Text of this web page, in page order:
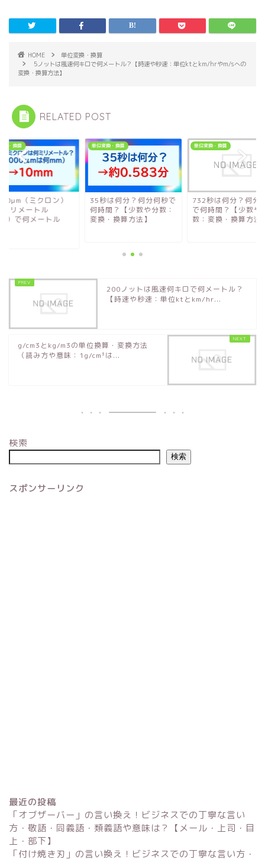
HOME
単位変換・換算
5ノットは風速何キロで何メートル？【時速や秒速：単位ktとkm/hrやm/sへの
変換・換算方法】
RELATED POST
換・換算
（ミクロン）
ミリメートル
）で何メートル
単位変換・換算
35秒は何分？何分何秒で
何時間？【少数や分数：
変換・換算方法】
単位変換・換算
732秒は何分？何分
で何時間？【少数や
数：変換・換算方法
200ノットは風速何キロで何メートル？
【時速や秒速：単位ktとkm/hr...
g/cm3とkg/m3の単位換算・変換方法
（読み方や意味：1g/cm³は...
検索
検索
スポンサーリンク
最近の投稿
「オブザーバー」の言い換え！ビジネスでの丁寧な言い
方・敬語・同義語・類義語や意味は？【メール・上司・目
上・部下】
「付け焼き刃」の言い換え！ビジネスでの丁寧な言い方・